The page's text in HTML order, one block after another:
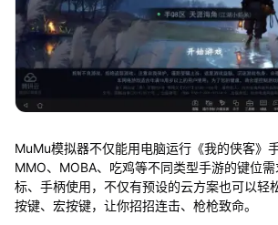
MuMu模拟器不仅能用电脑运行《我的侠客》
MMO、MOBA、吃鸡等不同类型手游的键位
标、手柄使用，不仅有预设的云方案也可以轻
按键、宏按键，让你招招连击、枪枪致命。